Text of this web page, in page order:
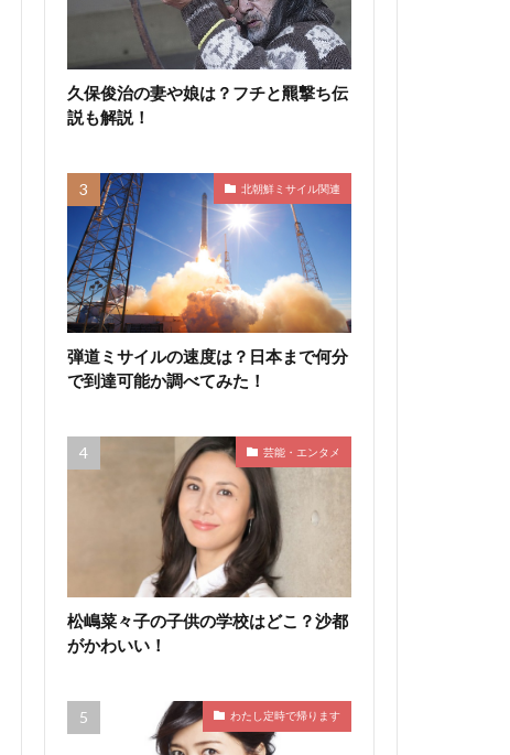
久保俊治の妻や娘は？フチと羆撃ち伝
説も解説！
北朝鮮ミサイル関連
弾道ミサイルの速度は？日本まで何分
で到達可能か調べてみた！
芸能・エンタメ
松嶋菜々子の子供の学校はどこ？沙都
がかわいい！
わたし定時で帰ります